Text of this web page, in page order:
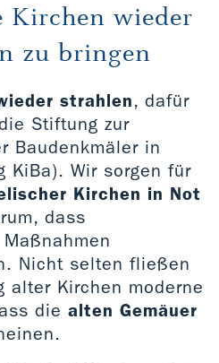
Kirchen wieder
zu bringen
strahlen, dafür
Stiftung zur
Baudenkmäler in
KiBa). Wir sorgen für
Kirchen in Not
dass
Nicht selten fließen
alter Kirchen moderne
die alten Gemäuer